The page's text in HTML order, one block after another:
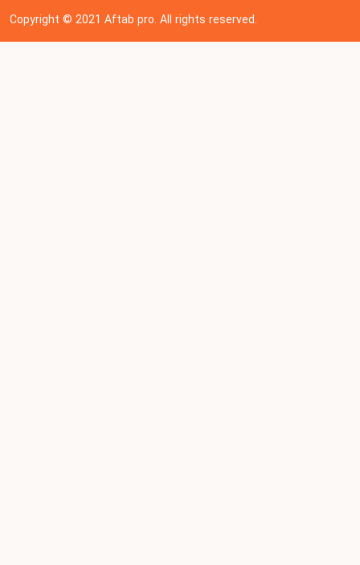
Copyright © 202 1Aftab pro. All rights reserved.